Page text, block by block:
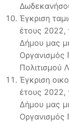
Έγκριση
έτους 2022,
Δήμου μας
Οργανισμός
Πολιτισμού
Έγκριση
έτους 2022,
Δήμου μας
Οργανισμός